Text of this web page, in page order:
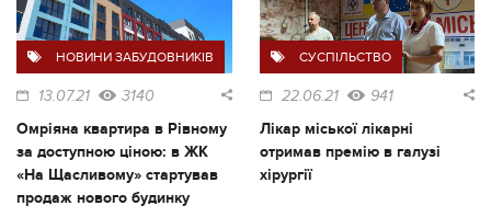
НОВИНИ ЗАБУДОВНИКІВ
13.07.21 3140
Омріяна квартира в Рівному
за доступною ціною: в ЖК
«На Щасливому» стартував
продаж нового будинку
СУСПІЛЬСТВО
22.06.21 941
Лікар міської лікарні
отримав премію в галузі
хірургії